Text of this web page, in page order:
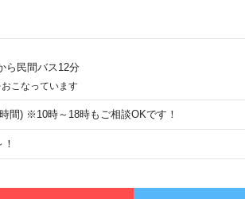
ら民間バス12分
こなっています
間) ※10時～18時もご相談OKです！